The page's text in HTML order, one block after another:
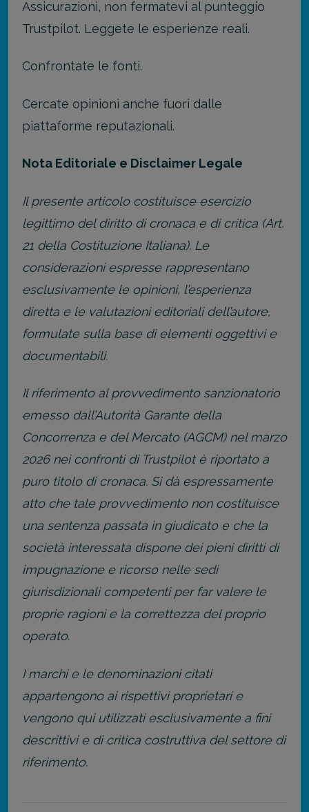
Assicurazioni, non fermatevi al punteggio
Trustpilot. Leggete le esperienze reali.
Confrontate le fonti.
Cercate opinioni anche fuori dalle
piattaforme reputazionali.
Nota Editoriale e Disclaimer Legale
Il presente articolo costituisce esercizio
legittimo del diritto di cronaca e di critica (Art.
21 della Costituzione Italiana). Le
considerazioni espresse rappresentano
esclusivamente le opinioni, l’esperienza
diretta e le valutazioni editoriali dell’autore,
formulate sulla base di elementi oggettivi e
documentabili.
Il riferimento al provvedimento sanzionatorio
emesso dall’Autorità Garante della
Concorrenza e del Mercato (AGCM) nel marzo
2026 nei confronti di Trustpilot è riportato a
puro titolo di cronaca. Si dà espressamente
atto che tale provvedimento non costituisce
una sentenza passata in giudicato e che la
società interessata dispone dei pieni diritti di
impugnazione e ricorso nelle sedi
giurisdizionali competenti per far valere le
proprie ragioni e la correttezza del proprio
operato.
I marchi e le denominazioni citati
appartengono ai rispettivi proprietari e
vengono qui utilizzati esclusivamente a fini
descrittivi e di critica costruttiva del settore di
riferimento.